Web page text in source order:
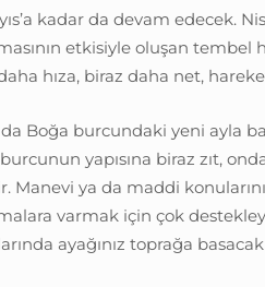
kadar da devam edecek.
etkisiyle oluşan tembel
hıza, biraz daha net,
Boğa burcundaki yeni ayla
yapısına biraz zıt,
Manevi ya da maddi
varmak için çok
ayağınız toprağa